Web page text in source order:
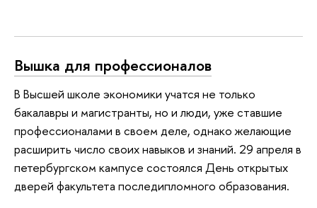
Вышка для профессионалов
В Высшей школе экономики учатся не только
бакалавры и магистранты, но и люди, уже ставшие
профессионалами в своем деле, однако желающие
расширить число своих навыков и знаний. 29 апреля в
петербургском кампусе состоялся День открытых
дверей факультета последипломного образования.